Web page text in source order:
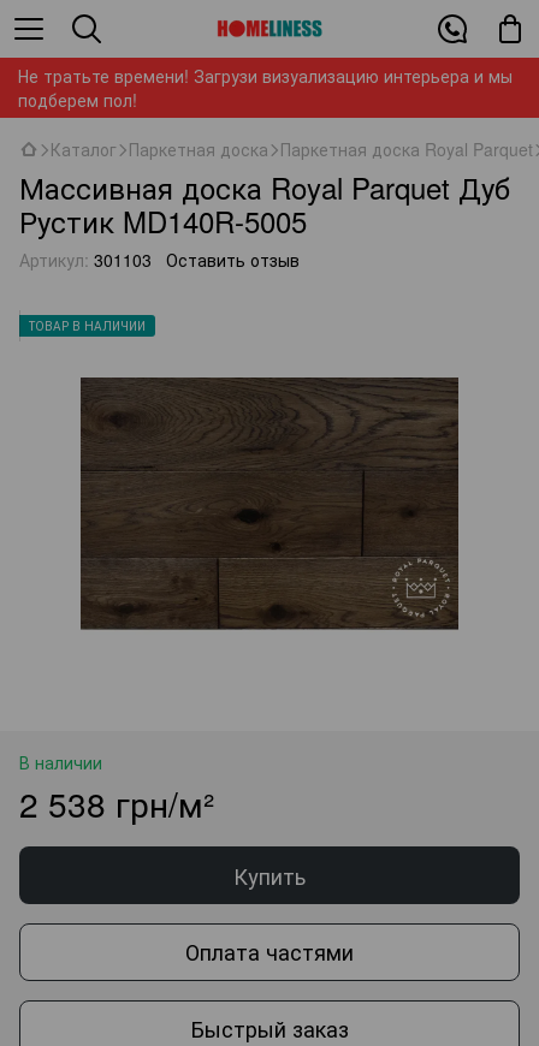
Не тратьте времени! Загрузи визуализацию интерьера и мы
подберем пол!
Каталог Паркетная доска Паркетная доска Royal Parquet
Массивная доска Royal Parquet Дуб
Рустик MD140R-5005
Артикул: 301103 Оставить отзыв
ТОВАР В НАЛИЧИИ
В наличии
2 538 грн/м²
Купить
Оплата частями
Быстрый заказ